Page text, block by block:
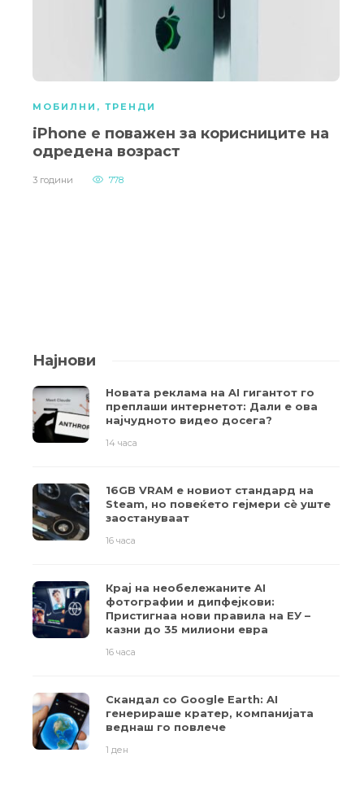
МОБИЛНИ , ТРЕНДИ
iPhone е поважен за корисниците на
одредена возраст
3 години 778
Најнови
Новата реклама на AI гигантот го
преплаши интернетот: Дали е ова
најчудното видео досега?
14 часа
16GB VRAM е новиот стандард на
Steam, но повеќето гејмери ​​сè уште
заостануваат
16 часа
Крај на необележаните AI
фотографии и дипфејкови:
Пристигнаа нови правила на ЕУ –
казни до 35 милиони евра
16 часа
Скандал со Google Earth: AI
генерираше кратер, компанијата
веднаш го повлече
1 ден